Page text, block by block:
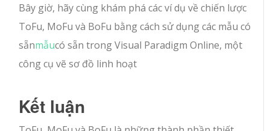
Bây giờ, hãy cùng khám phá các ví dụ về chiến lược
ToFu, MoFu và BoFu bằng cách sử dụng các mẫu có
sẵnmẫucó sẵn trong Visual Paradigm Online, một
công cụ vẽ sơ đồ linh hoạt
Kết luận